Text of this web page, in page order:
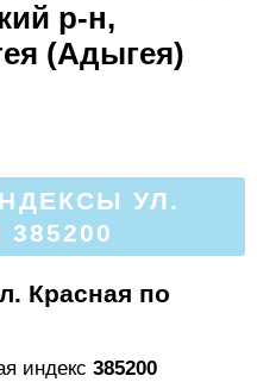
р-н,
(Адыгея)
УЛ.
Красная по
индекс 385200